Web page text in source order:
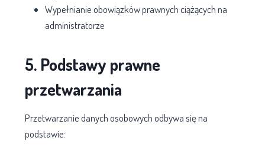
Wypełnianie obowiązków prawnych ciążących na
administratorze
5. Podstawy prawne
przetwarzania
Przetwarzanie danych osobowych odbywa się na
podstawie: